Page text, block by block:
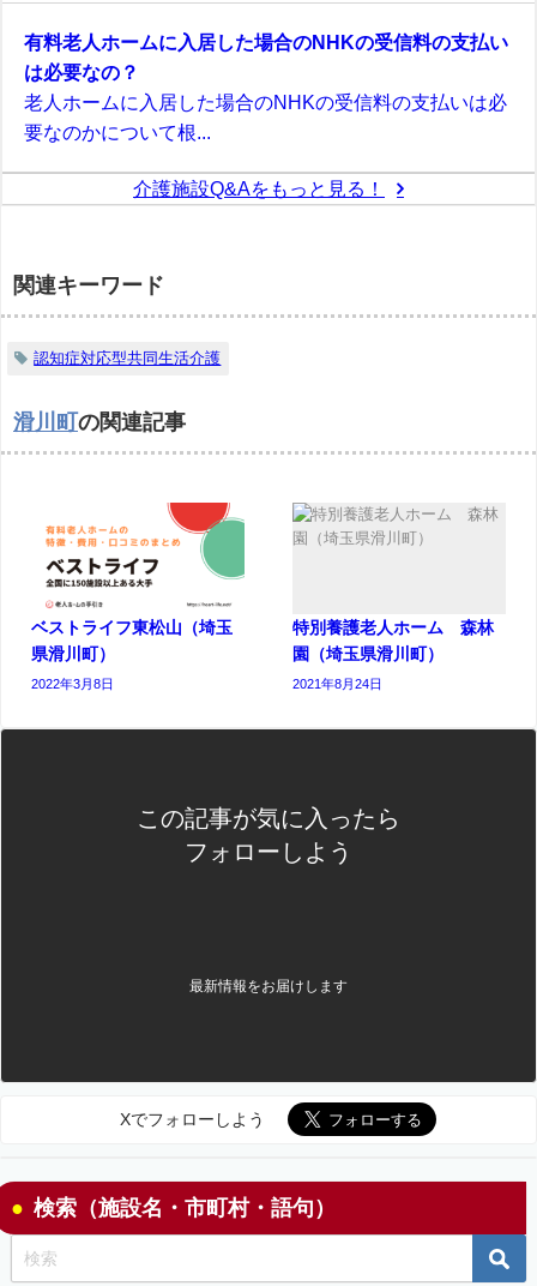
有料老人ホームに入居した場合のNHKの受信料の支払い
は必要なの？
老人ホームに入居した場合のNHKの受信料の支払いは必
要なのかについて根...
介護施設Q&Aをもっと見る！
関連キーワード
認知症対応型共同生活介護
滑川町 の関連記事
ベストライフ東松山（埼玉
県滑川町）
2022年3月8日
特別養護老人ホーム 森林
園（埼玉県滑川町）
2021年8月24日
この記事が気に入ったら
フォローしよう
最新情報をお届けします
Xでフォローしよう
検索（施設名・市町村・語句）